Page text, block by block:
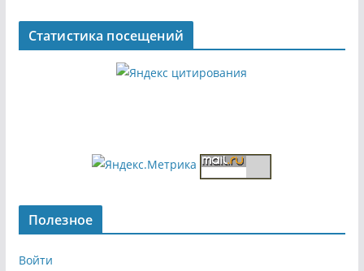
Статистика посещений
Полезное
Войти